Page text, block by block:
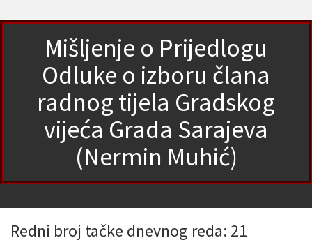
Mišljenje o Prijedlogu
Odluke o izboru člana
radnog tijela Gradskog
vijeća Grada Sarajeva
(Nermin Muhić)
Redni broj tačke dnevnog reda: 21